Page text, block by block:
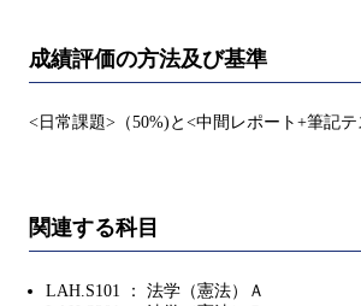
成績評価の方法及び基準
<日常課題>（50%)と<中間レポート+筆記テ
関連する科目
LAH.S101 ： 法学（憲法）Ａ